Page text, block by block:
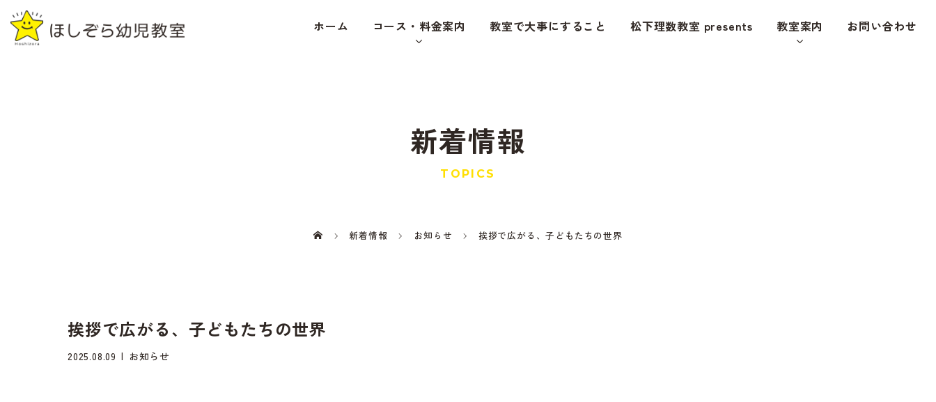
ホーム コース・料金案内 教室で大事にすること 松下理数教室 presents 教室案内 お問い合わせ
新着情報
TOPICS
新着情報 お知らせ 挨拶で広がる、子どもたちの世界
挨拶で広がる、子どもたちの世界
2025.08.09 お知らせ